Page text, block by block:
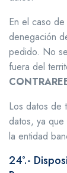
En el caso
denegación
pedido. No
fuera del
Los datos de
datos, ya
la entidad
24º.-